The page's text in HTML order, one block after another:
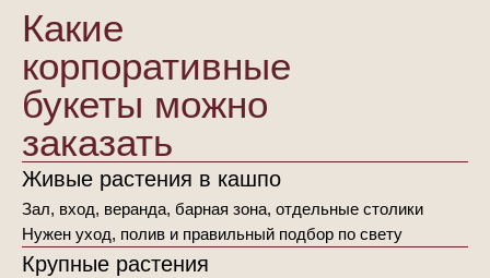
Какие
корпоративные
букеты можно
заказать
Живые растения в кашпо
Зал, вход, веранда, барная зона, отдельные столики
Нужен уход, полив и правильный подбор по свету
Крупные растения